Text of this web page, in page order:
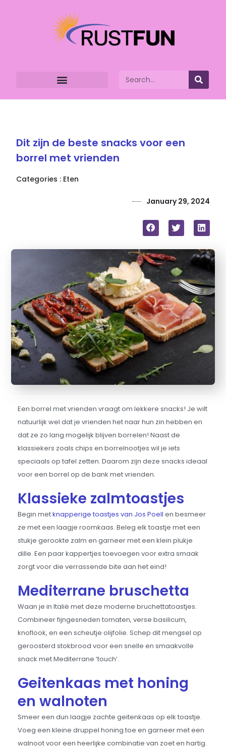
Dit zijn de beste snacks voor een
borrel met vrienden
Categories : Eten
January 29, 2024
Een borrel met vrienden vraagt om lekkere snacks! Je wilt
natuurlijk wel dat je vrienden het naar hun zin hebben en
dat ze zo lang mogelijk blijven borrelen! Naast de
klassiekers zoals chips en borrelnootjes wil je iets
speciaals op tafel zetten. Daarom zijn deze snacks ideaal
voor een borrel op de bank met vrienden.
Klassieke zalmtoastjes
Begin metknapperige toastjes van Jos Poell en besmeer
ze met een laagje roomkaas. Beleg elk toastje met een
stukje gerookte zalm en garneer met een klein plukje
dille. Een paar kappertjes toevoegen voor extra smaak
zorgt voor die verrassende bite aan het eind!
Mediterrane bruschetta
Waan je in Italië met deze moderne bruchettatoastjes.
Combineer fijngesneden tomaten, verse basilicum,
knoflook, en een scheutje olijfolie. Schep dit mengsel op
geroosterd stokbrood voor een snelle en smaakvolle
snack met Mediterrane ‘touch’.
Geitenkaas met honing
en walnoten
Smeer een dun laagje zachte geitenkaas op elk toastje.
Voeg een kleine druppel honing toe en garneer met een
walnoot voor een heerlijke combinatie van zoet en hartig.